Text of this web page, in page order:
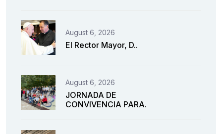
August 6, 2026
El Rector Mayor, D..
August 6, 2026
JORNADA DE
CONVIVENCIA PARA.